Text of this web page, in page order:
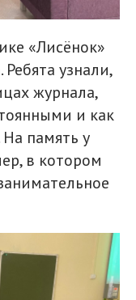
«Лисёнок»
узнали,
журнала,
и как
память у
в котором